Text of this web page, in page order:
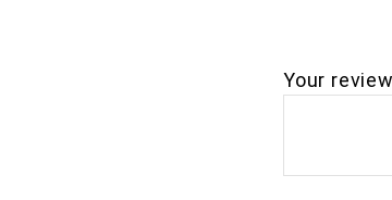
Your review